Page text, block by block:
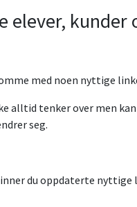
elever, kunder
med noen nyttige
alltid tenker over men
seg.
du oppdaterte nyttige